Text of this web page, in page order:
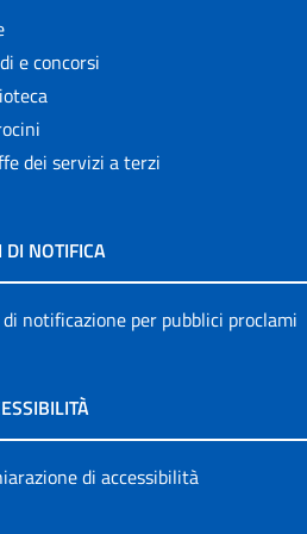
e concorsi
dei servizi a terzi
DI NOTIFICA
notificazione per pubblici proclami
di accessibilità